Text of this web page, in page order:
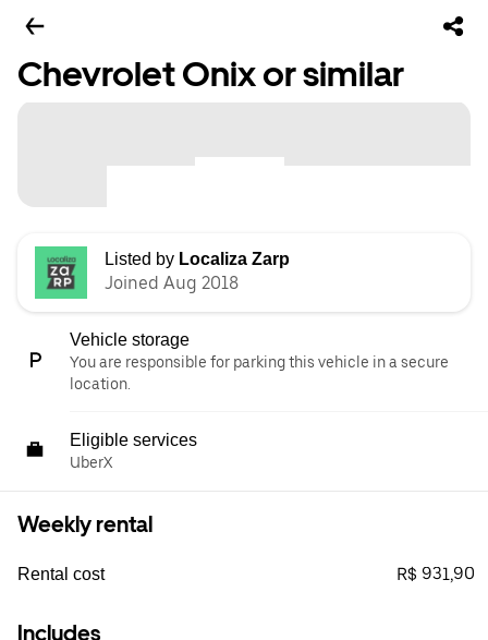
Chevrolet Onix or similar
Listed by Localiza Zarp
Joined Aug 2018
Vehicle storage
You are responsible for parking this vehicle in a secure
location.
Eligible services
UberX
Weekly rental
Rental cost R$ 931,90
Includes